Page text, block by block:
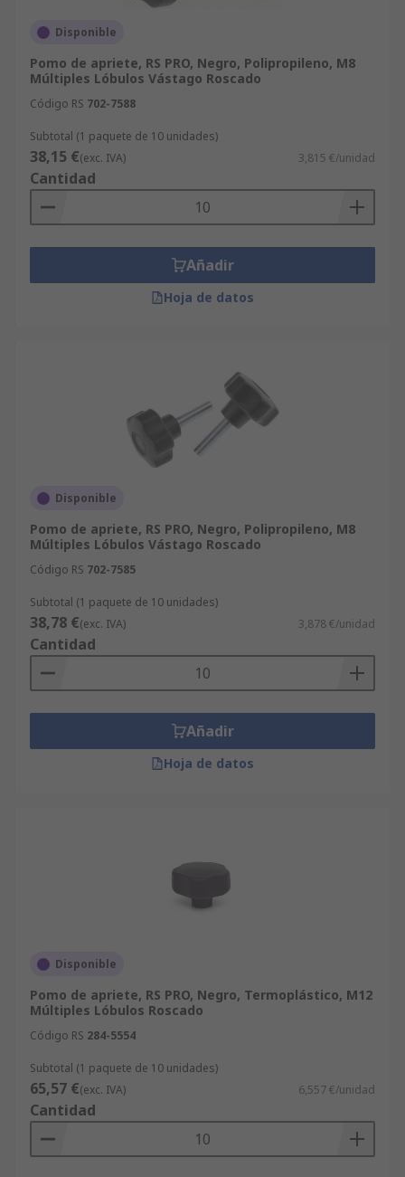
Disponible
Pomo de apriete, RS PRO, Negro, Polipropileno, M8
Múltiples Lóbulos Vástago Roscado
Código RS 702-7588
Subtotal (1 paquete de 10 unidades)
38,15 €(exc. IVA) 3,815 €/unidad
Cantidad
Añadir
Hoja de datos
Disponible
Pomo de apriete, RS PRO, Negro, Polipropileno, M8
Múltiples Lóbulos Vástago Roscado
Código RS 702-7585
Subtotal (1 paquete de 10 unidades)
38,78 €(exc. IVA) 3,878 €/unidad
Cantidad
Añadir
Hoja de datos
Disponible
Pomo de apriete, RS PRO, Negro, Termoplástico, M12
Múltiples Lóbulos Roscado
Código RS 284-5554
Subtotal (1 paquete de 10 unidades)
65,57 €(exc. IVA) 6,557 €/unidad
Cantidad